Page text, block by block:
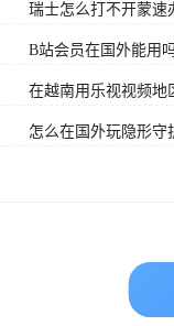
瑞士怎么打不开蒙速
B站会员在国外能用
在越南用乐视视频地
怎么在国外玩隐形守